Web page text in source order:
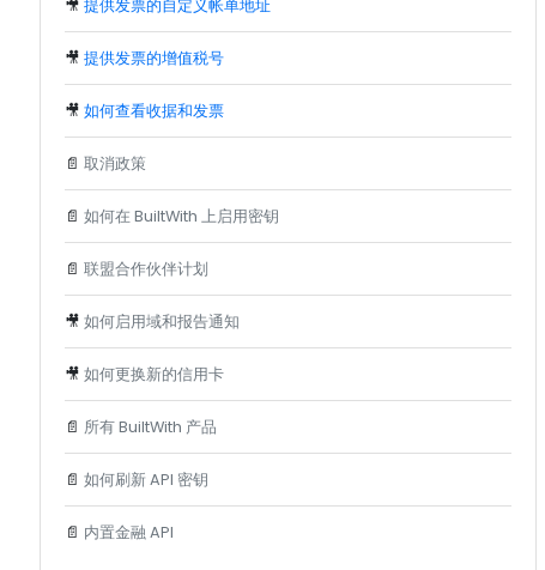
🎥 提供发票的自定义帐单地址
🎥 提供发票的增值税号
🎥 如何查看收据和发票
📄 取消政策
📄 如何在 BuiltWith 上启用密钥
📄 联盟合作伙伴计划
🎥 如何启用域和报告通知
🎥 如何更换新的信用卡
📄 所有 BuiltWith 产品
📄 如何刷新 API 密钥
📄 内置金融 API